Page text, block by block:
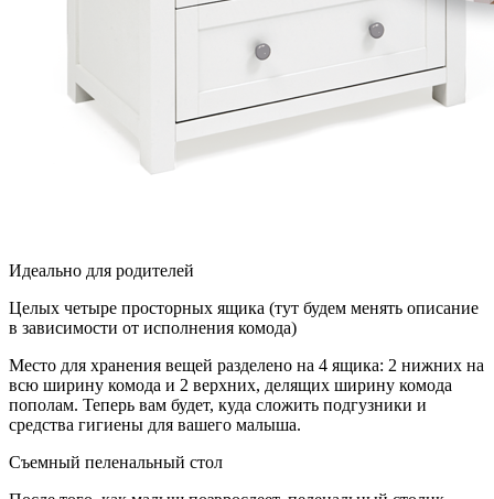
Идеально для родителей
Целых четыре просторных ящика (тут будем менять описание
в зависимости от исполнения комода)
Место для хранения вещей разделено на 4 ящика: 2 нижних на
всю ширину комода и 2 верхних, делящих ширину комода
пополам. Теперь вам будет, куда сложить подгузники и
средства гигиены для вашего малыша.
Съемный пеленальный стол